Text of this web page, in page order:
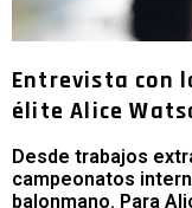
Entrevista con
élite Alice
Desde trabajos
campeonatos
balonmano. Para